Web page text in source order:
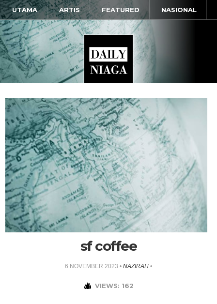
UTAMA ARTIS FEATURED NASIONAL
sf coffee
6 NOVEMBER 2023 • NAZIRAH •
VIEWS: 162